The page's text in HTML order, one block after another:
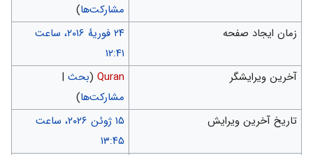
مشارکت‌ها)
زمان ایجاد صفحه
‏۲۴ فوریهٔ ۲۰۱۶، ساعت
۱۲:۴۱
آخرین ویرایشگر
Quran
(بحث|
مشارکت‌ها)
تاریخ آخرین ویرایش
‏۱۵ ژوئن ۲۰۲۶، ساعت
۱۳:۴۵